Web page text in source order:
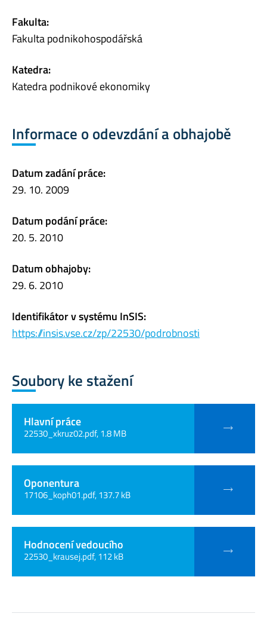
Fakulta:
Fakulta podnikohospodářská
Katedra:
Katedra podnikové ekonomiky
Informace o odevzdání a obhajobě
Datum zadání práce:
29. 10. 2009
Datum podání práce:
20. 5. 2010
Datum obhajoby:
29. 6. 2010
Identifikátor v systému InSIS:
https://insis.vse.cz/zp/22530/podrobnosti
Soubory ke stažení
Hlavní práce
22530_xkruz02.pdf, 1.8 MB
Oponentura
17106_koph01.pdf, 137.7 kB
Hodnocení vedoucího
22530_krausej.pdf, 112 kB